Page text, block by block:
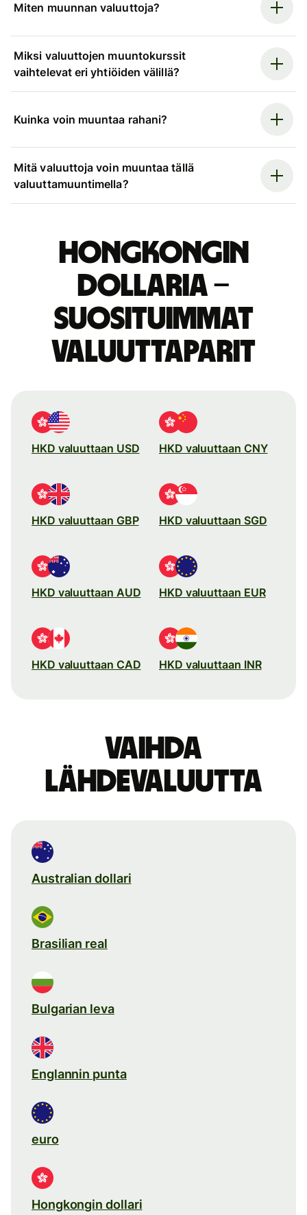
Miten muunnan valuuttoja?
Miksi valuuttojen muuntokurssit
vaihtelevat eri yhtiöiden välillä?
Kuinka voin muuntaa rahani?
Mitä valuuttoja voin muuntaa tällä
valuuttamuuntimella?
Hongkongin
dollaria –
suosituimmat
valuuttaparit
HKD valuuttaan USD HKD valuuttaan CNY
HKD valuuttaan GBP HKD valuuttaan SGD
HKD valuuttaan AUD HKD valuuttaan EUR
HKD valuuttaan CAD HKD valuuttaan INR
Vaihda
lähdevaluutta
Australian dollari
Brasilian real
Bulgarian leva
Englannin punta
euro
Hongkongin dollari